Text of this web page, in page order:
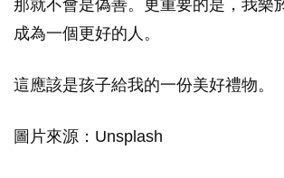
那就不會是偽善。更重要的是，我樂
成為一個更好的人。
這應該是孩子給我的一份美好禮物。
圖片來源：Unsplash